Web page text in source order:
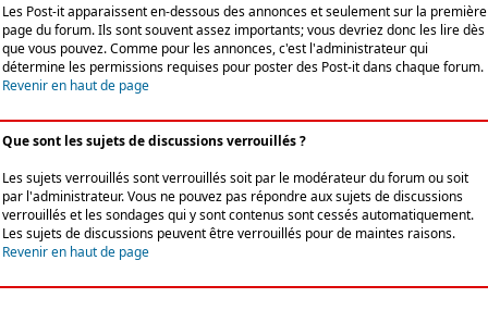
Les Post-it apparaissent en-dessous des annonces et seulement sur la première
page du forum. Ils sont souvent assez importants; vous devriez donc les lire dès
que vous pouvez. Comme pour les annonces, c'est l'administrateur qui
détermine les permissions requises pour poster des Post-it dans chaque forum.
Revenir en haut de page
Que sont les sujets de discussions verrouillés ?
Les sujets verrouillés sont verrouillés soit par le modérateur du forum ou soit
par l'administrateur. Vous ne pouvez pas répondre aux sujets de discussions
verrouillés et les sondages qui y sont contenus sont cessés automatiquement.
Les sujets de discussions peuvent être verrouillés pour de maintes raisons.
Revenir en haut de page